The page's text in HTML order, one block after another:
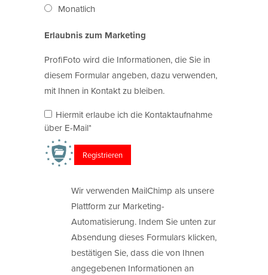
Monatlich
Erlaubnis zum Marketing
ProfiFoto wird die Informationen, die Sie in
diesem Formular angeben, dazu verwenden,
mit Ihnen in Kontakt zu bleiben.
Hiermit erlaube ich die Kontaktaufnahme
über E-Mail*
Wir verwenden MailChimp als unsere
Plattform zur Marketing-
Automatisierung. Indem Sie unten zur
Absendung dieses Formulars klicken,
bestätigen Sie, dass die von Ihnen
angegebenen Informationen an